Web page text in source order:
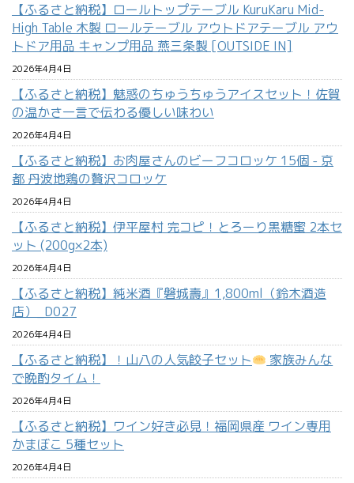
【ふるさと納税】ロールトップテーブル KuruKaru Mid-
High Table 木製 ロールテーブル アウトドアテーブル アウ
トドア用品 キャンプ用品 燕三条製 [OUTSIDE IN]
2026年4月4日
【ふるさと納税】魅惑のちゅうちゅうアイスセット！佐賀
の温かさ一言で伝わる優しい味わい
2026年4月4日
【ふるさと納税】お肉屋さんのビーフコロッケ 15個 - 京
都 丹波地鶏の贅沢コロッケ
2026年4月4日
【ふるさと納税】伊平屋村 完コピ！とろーり黒糖蜜 2本セ
ット (200g×2本)
2026年4月4日
【ふるさと納税】純米酒『磐城壽』1,800ml（鈴木酒造
店）_D027
2026年4月4日
【ふるさと納税】！山八の人気餃子セット
家族みんな
で晩酌タイム！
2026年4月4日
【ふるさと納税】ワイン好き必見！福岡県産 ワイン専用
かまぼこ 5種セット
2026年4月4日